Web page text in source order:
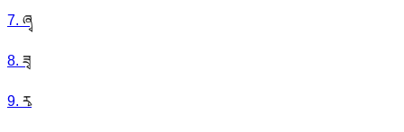
7. ཞྭ
8. ཟྭ
9. རྭ